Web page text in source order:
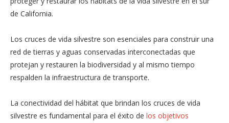
de California.
Los cruces de vida silvestre son esenciales para construir una
red de tierras y aguas conservadas interconectadas que
protejan y restauren la biodiversidad y al mismo tiempo
respalden la infraestructura de transporte.
La conectividad del hábitat que brindan los cruces de vida
silvestre es fundamental para el éxito de los objetivos